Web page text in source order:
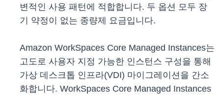
변적인 사용 패턴에 적합합니다. 두 옵션 모두 장
기 약정이 없는 종량제 요금입니다.
Amazon WorkSpaces Core Managed Instances는
고도로 사용자 지정 가능한 인스턴스 구성을 통해
가상 데스크톱 인프라(VDI) 마이그레이션을 간소
화합니다. WorkSpaces Core Managed Instances